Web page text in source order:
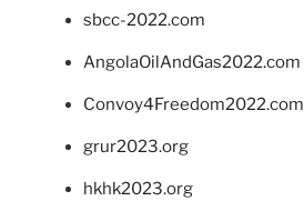
sbcc-2022.com
AngolaOilAndGas2022.com
Convoy4Freedom2022.com
grur2023.org
hkhk2023.org